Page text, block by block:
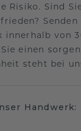
Risiko. Sind
Senden
innerhalb von
einen
steht bei
Handwerk: